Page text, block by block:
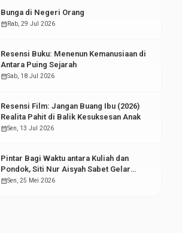
Bunga di Negeri Orang
calendar_monthRab, 29 Jul 2026
Resensi Buku: Menenun Kemanusiaan di
Antara Puing Sejarah
calendar_monthSab, 18 Jul 2026
Resensi Film: Jangan Buang Ibu (2026)
Realita Pahit di Balik Kesuksesan Anak
calendar_monthSen, 13 Jul 2026
Pintar Bagi Waktu antara Kuliah dan
Pondok, Siti Nur Aisyah Sabet Gelar
Wisudawan Terbaik
calendar_monthSen, 25 Mei 2026